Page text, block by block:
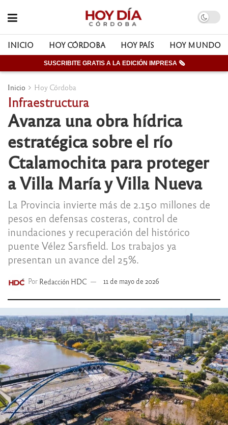
INICIO HOY CÓRDOBA HOY PAÍS HOY MUNDO
SUSCRIBITE GRATIS A LA EDICIÓN IMPRESA 🗞
Inicio Hoy Córdoba
Infraestructura
Avanza una obra hídrica
estratégica sobre el río
Ctalamochita para proteger
a Villa María y Villa Nueva
La Provincia invierte más de 2.150 millones de
pesos en defensas costeras, control de
inundaciones y recuperación del histórico
puente Vélez Sarsfield. Los trabajos ya
presentan un avance del 25%.
Por Redacción HDC 11 de mayo de 2026